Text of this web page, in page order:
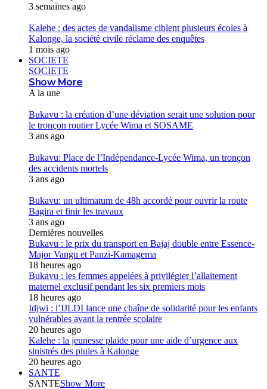
3 semaines ago
Kalehe : des actes de vandalisme ciblent plusieurs écoles à
Kalonge, la société civile réclame des enquêtes
1 mois ago
SOCIETE
SOCIETE
Show More
A la une
Bukavu : la création d’une déviation serait une solution pour
le tronçon routier Lycée Wima et SOSAME
3 ans ago
Bukavu: Place de l’Indépendance-Lycée Wima, un tronçon
des accidents mortels
3 ans ago
Bukavu: un ultimatum de 48h accordé pour ouvrir la route
Bagira et finir les travaux
3 ans ago
Dernières nouvelles
Bukavu : le prix du transport en Bajaj double entre Essence-
Major Vangu et Panzi-Kamagema
18 heures ago
Bukavu : les femmes appelées à privilégier l’allaitement
maternel exclusif pendant les six premiers mois
18 heures ago
Idjwi : l’IJLDI lance une chaîne de solidarité pour les enfants
vulnérables avant la rentrée scolaire
20 heures ago
Kalehe : la jeunesse plaide pour une aide d’urgence aux
sinistrés des pluies à Kalonge
20 heures ago
SANTE
SANTEShow More